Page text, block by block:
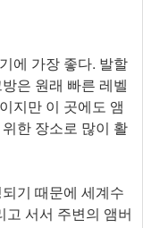
에 가장 좋다. 발할
은 원래 빠른 레벨
지만 이 곳에도 앰
한 장소로 많이 활
기 때문에 세계수
서서 주변의 앰버